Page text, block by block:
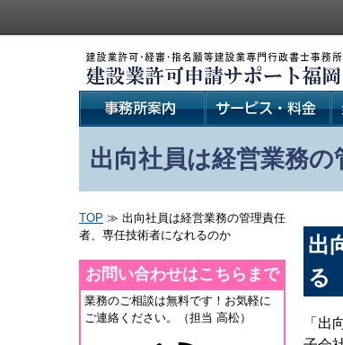
出向社員は経営業務
出
る
「出
TOP ≫ 出向社員は経営業務の管理責任
者、専任技術者になれるのか
お問い合わせはこちらまで
業務のご相談は無料です！お気軽に
ご連絡ください。（担当 高松）